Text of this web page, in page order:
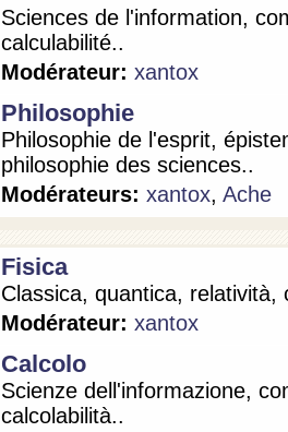
Sciences de l'information,
calculabilité..
Modérateur: xantox
Philosophie
Philosophie de l'esprit,
philosophie des sciences..
Modérateurs: xantox, Ache
Fisica
Classica, quantica, relatività,
Modérateur: xantox
Calcolo
Scienze dell'informazione,
calcolabilità..